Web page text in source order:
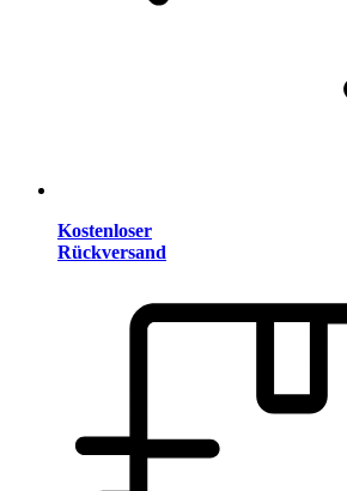
Kostenloser
Rückversand